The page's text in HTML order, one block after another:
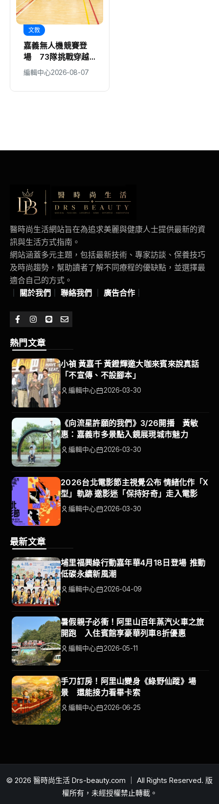
文教
嘉義無人機競賽登
場 73隊挑戰穿越
賽與無人機足球
編輯中心2026-08-07
醫時尚生活網站旨在為追求美麗與健康人士提供最新的資
訊與生活方式指南。
網站涵蓋多元主題，包括最新技術、專家訪談、保養技巧
及時尚趨勢，幫助讀者了解不同療程的優缺點，並選擇最
適合自己的方式。
關於我們 聯絡我們 廣告合作
熱門文章
小禎 黃嘉千 黃鐙輝邀大咖來賓來說真話
「不宣傳、不設腳本」
編輯中心 2026-03-30
《向流星許願的我們》3/26開播 黃敏
惠：嘉義市多景點入鏡展現城市魅力
編輯中心 2026-03-30
2026台北電影節主視覺公布 情緒化作「X
型」軌跡 邀影迷「保持好奇」走入電影
編輯中心 2026-03-30
最新文章
埔里福興綠行動嘉年華4月18日登場 推動
低碳永續新風潮
編輯中心 2026-04-09
暑假親子必衝！阿里山百年蒸汽火車之旅
開跑 入住賓館享豪華列車8折優惠
編輯中心 2026-05-11
手刀訂房！阿里山變身《綠野仙蹤》場
景 還能接力看畢卡索
編輯中心 2026-06-25
© 2026 醫時尚生活 Drs-beauty.com ｜ All Rights Reserved. 版
權所有，未經授權禁止轉載。